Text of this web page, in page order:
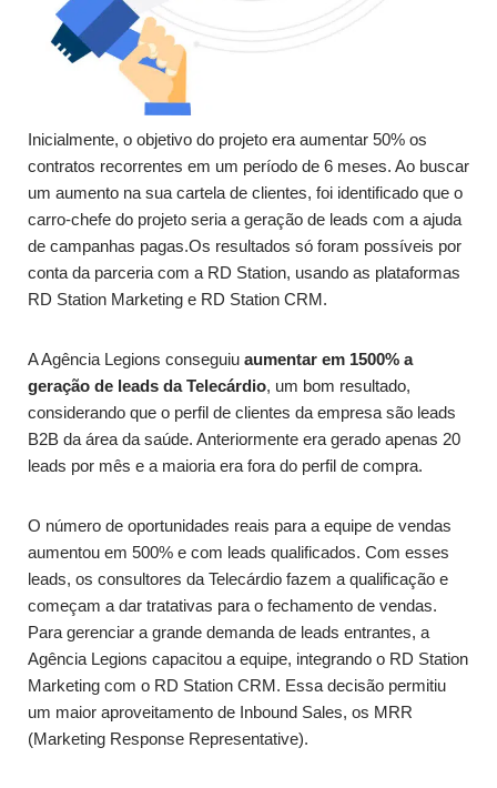
Inicialmente, o objetivo do projeto era aumentar 50% os
contratos recorrentes em um período de 6 meses. Ao buscar
um aumento na sua cartela de clientes, foi identificado que o
carro-chefe do projeto seria a geração de leads com a ajuda
de campanhas pagas.Os resultados só foram possíveis por
conta da parceria com a RD Station, usando as plataformas
RD Station Marketing e RD Station CRM.
A Agência Legions conseguiu aumentar em 1500% a
geração de leads da Telecárdio, um bom resultado,
considerando que o perfil de clientes da empresa são leads
B2B da área da saúde. Anteriormente era gerado apenas 20
leads por mês e a maioria era fora do perfil de compra.
O número de oportunidades reais para a equipe de vendas
aumentou em 500% e com leads qualificados. Com esses
leads, os consultores da Telecárdio fazem a qualificação e
começam a dar tratativas para o fechamento de vendas.
Para gerenciar a grande demanda de leads entrantes, a
Agência Legions capacitou a equipe, integrando o RD Station
Marketing com o RD Station CRM. Essa decisão permitiu
um maior aproveitamento de Inbound Sales, os MRR
(Marketing Response Representative).